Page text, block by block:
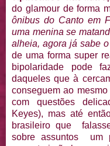
do glamour de forma
ônibus do Canto em
uma menina se
alheia, agora já sabe
de uma forma super
bipolaridade pode
daqueles que à
conseguem ao
com questões
Keyes), mas até
brasileiro que
sobre assuntos um